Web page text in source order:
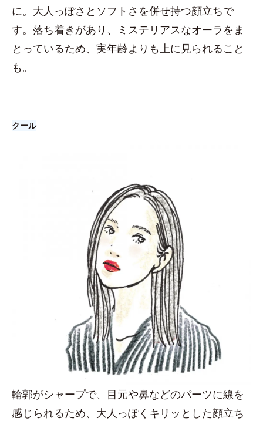
に。大人っぽさとソフトさを併せ持つ顔立ちで
す。落ち着きがあり、ミステリアスなオーラをま
とっているため、実年齢よりも上に見られること
も。
クール
輪郭がシャープで、目元や鼻などのパーツに線を
感じられるため、大人っぽくキリッとした顔立ち